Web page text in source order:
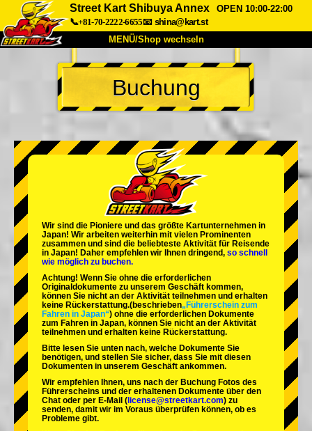
Street Kart Shibuya Annex
OPEN 10:00-22:00
📞+81-70-2222-6655📧 shina@kart.st
MENÜ/Shop wechseln
START
Über uns Spezifikationen Preise
Unternehmen Buchung
Shop wechseln
Tokio Shinagawa Tokio Akihabara#1
Tokio Akihabara#2
Tokio Shibuya Annex Tokio Bucht
Tokio Asakusa Osaka
Okinawa
Buchung
Wir sind die Pioniere und das größte Kartunternehmen in
Japan! Wir arbeiten weiterhin mit vielen Prominenten
zusammen und sind die beliebteste Aktivität für Reisende
in Japan! Daher empfehlen wir Ihnen dringend, so schnell
wie möglich zu buchen.
Achtung! Wenn Sie ohne die erforderlichen
Originaldokumente zu unserem Geschäft kommen,
können Sie nicht an der Aktivität teilnehmen und erhalten
keine Rückerstattung.(beschrieben„Führerschein zum
Fahren in Japan“) ohne die erforderlichen Dokumente
zum Fahren in Japan, können Sie nicht an der Aktivität
teilnehmen und erhalten keine Rückerstattung.
Bitte lesen Sie unten nach, welche Dokumente Sie
benötigen, und stellen Sie sicher, dass Sie mit diesen
Dokumenten in unserem Geschäft ankommen.
Wir empfehlen Ihnen, uns nach der Buchung Fotos des
Führerscheins und der erhaltenen Dokumente über den
Chat oder per E-Mail ( license@streetkart.com) zu
senden, damit wir im Voraus überprüfen können, ob es
Probleme gibt.